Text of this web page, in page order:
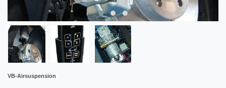
VB-Airsuspension